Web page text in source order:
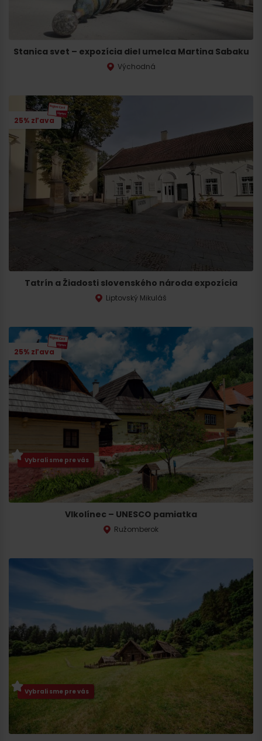
Stanica svet – expozícia diel umelca Martina Sabaku
Východná
25% zľava
Tatrín a Žiadosti slovenského národa expozícia
Liptovský Mikuláš
25% zľava
Vybrali sme pre vás
Vlkolínec – UNESCO pamiatka
Ružomberok
Vybrali sme pre vás